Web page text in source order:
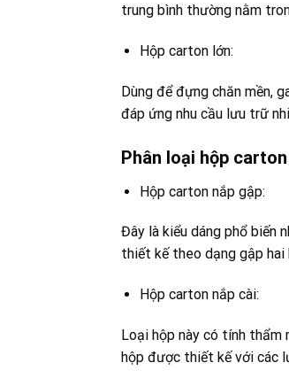
trung bình thường nằm
Hộp carton lớn:
Dùng để đựng chăn mền,
đáp ứng nhu cầu lưu trữ
Phân loại hộp
Hộp carton nắp gập:
Đây là kiểu dáng phổ biến
thiết kế theo dạng gập
Hộp carton nắp cài:
Loại hộp này có tính thẩm
hộp được thiết kế với các